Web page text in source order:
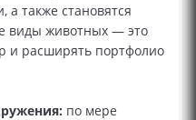
также становятся
виды животных — это
и расширять портфолио
по мере